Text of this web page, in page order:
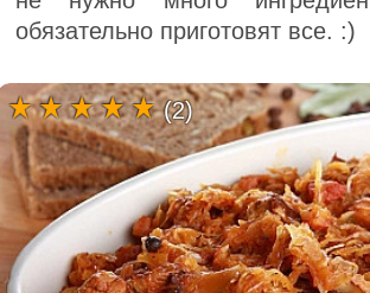
обязательно приготовят все. :)
(2)